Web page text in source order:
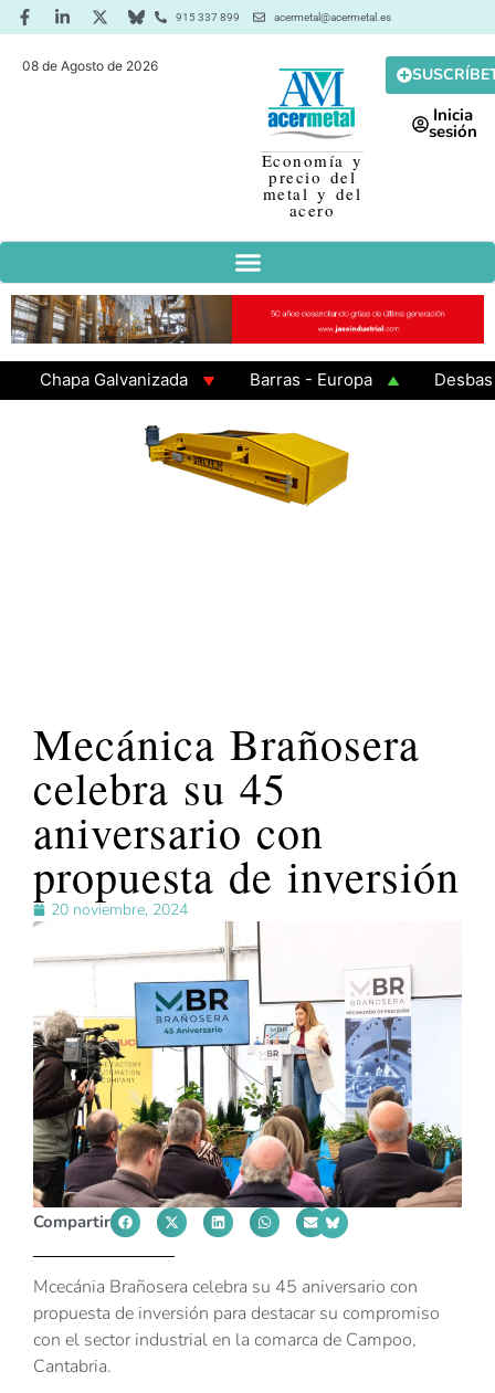
915 337 899 acermetal@acermetal.es
08 de Agosto de 2026
Economía y
precio del
metal y del
acero
Inicia
sesión
Galvanizada Barras - Europa
Desbaste -
Mecánica Brañosera
celebra su 45
aniversario con
propuesta de inversión
20 noviembre, 2024
Compartir
Mcecánia Brañosera celebra su 45 aniversario con
propuesta de inversión para destacar su compromiso
con el sector industrial en la comarca de Campoo,
Cantabria.